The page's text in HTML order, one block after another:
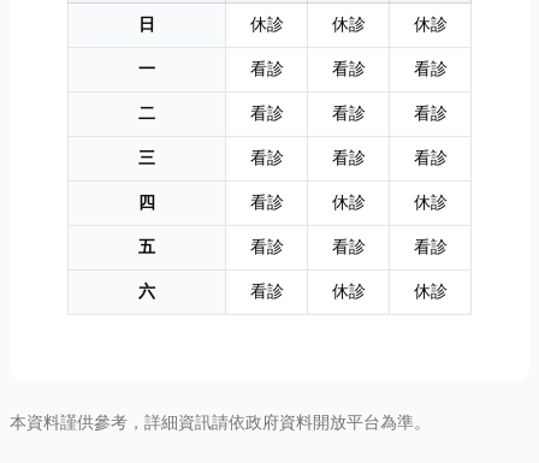
日
休診 休診
休診
一
看診 看診
看診
二
看診 看診
看診
三
看診 看診
看診
四
看診 休診
休診
五
看診 看診
看診
六
看診 休診 休診
本資料謹供參考，詳細資訊請依政府資料開放平台為準。